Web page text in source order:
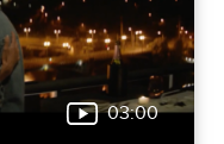
03:00